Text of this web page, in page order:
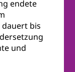
endete
bis
und